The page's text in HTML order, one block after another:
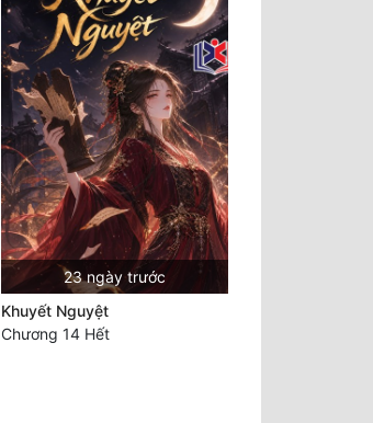
23 ngày trước
Khuyết Nguyệt
Chương 14 Hết